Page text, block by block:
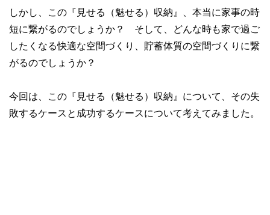
しかし、この『見せる（魅せる）収納』、本当に家事の時
短に繋がるのでしょうか？ そして、どんな時も家で過ご
したくなる快適な空間づくり、貯蓄体質の空間づくりに繋
がるのでしょうか？
今回は、この『見せる（魅せる）収納』について、その失
敗するケースと成功するケースについて考えてみました。